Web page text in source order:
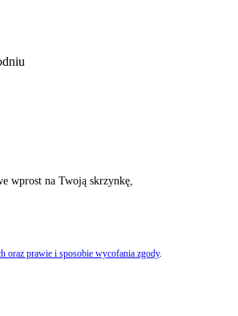
wprost na Twoją skrzynkę,
oraz prawie i sposobie wycofania zgody.